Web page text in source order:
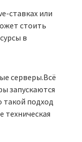
ставках или
стоить
в
серверы.Всё
запускаются
такой подход
техническая